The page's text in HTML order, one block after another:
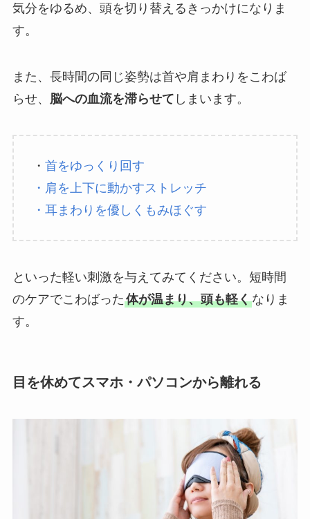
気分をゆるめ、頭を切り替えるきっかけになりま
す。
また、長時間の同じ姿勢は首や肩まわりをこわば
らせ、 脳への血流を滞らせて しまいます。
・ 首をゆっくり回す
・肩を上下に動かすストレッチ
・耳まわりを優しくもみほぐす
といった軽い刺激を与えてみてください。短時間
のケアでこわばった体が温まり、頭も軽くなりま
す。
目を休めてスマホ・パソコンから離れる